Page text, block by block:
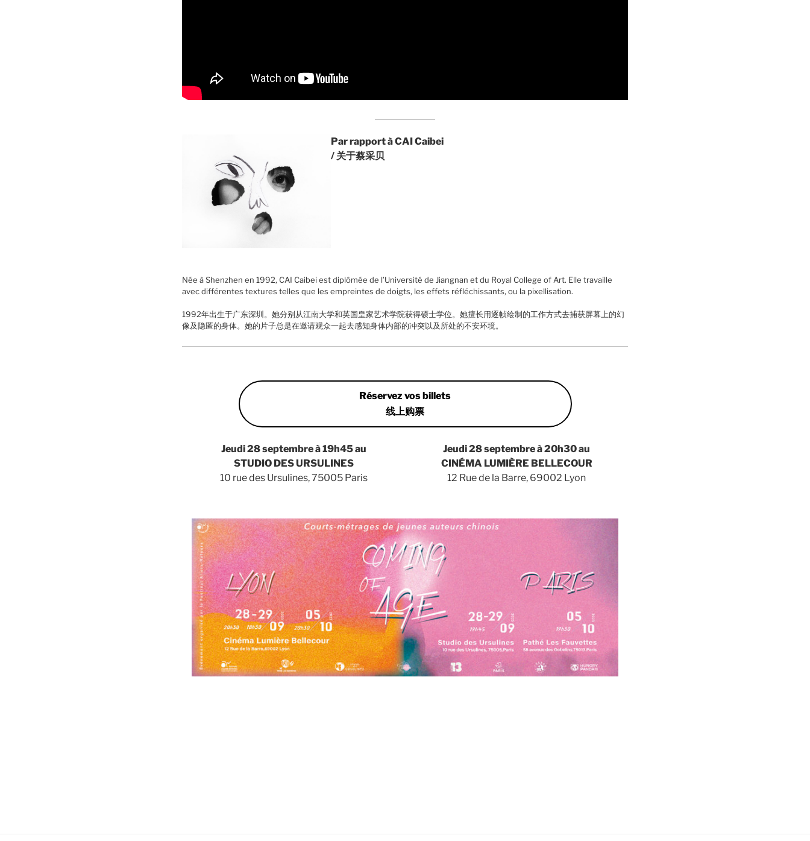
Par rapport à CAI Caibei
/ 关于蔡采贝
Née à Shenzhen en 1992, CAI Caibei est diplômée de l’Université de Jiangnan et du Royal College of Art. Elle travaille
avec différentes textures telles que les empreintes de doigts, les effets réfléchissants, ou la pixellisation.
1992年出生于广东深圳。她分别从江南大学和英国皇家艺术学院获得硕士学位。她擅长用逐帧绘制的工作方式去捕获屏幕上的幻
像及隐匿的身体。她的片子总是在邀请观众⼀起去感知身体内部的冲突以及所处的不安环境。
Réservez vos billets
线上购票
Jeudi 28 septembre à 19h45 au
STUDIO DES URSULINES
10 rue des Ursulines, 75005 Paris
Jeudi 28 septembre à 20h30 au
CINÉMA LUMIÈRE BELLECOUR
12 Rue de la Barre, 69002 Lyon